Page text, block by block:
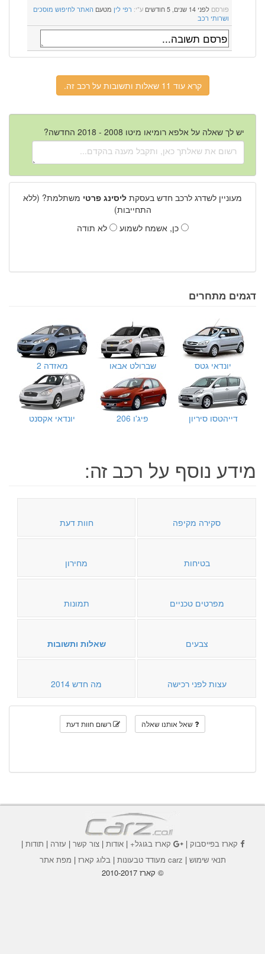
פורסם לפני 14 שנים, 5 חודשים ע"י: רפי לין מטעם האתר לחיפוש מוסכים
ושרותי רכב
קרא עוד 11 שאלות ותשובות על רכב זה.
יש לך שאלה על אלפא רומיאו מיטו 2008 - 2018 החדשה?
מעוניין לשדרג לרכב חדש בעסקת ליסינג פרטי משתלמת? (ללא
התחייבות)
כן, אשמח לשמוע
לא תודה
דגמים מתחרים
יונדאי גטס שברולט אבאו מאזדה 2
דייהטסו סיריון פיג'ו 206 יונדאי אקסנט
מידע נוסף על רכב זה:
סקירה מקיפה חוות דעת
בטיחות מחירון
מפרטים טכניים תמונות
צבעים שאלות ותשובות
עצות לפני רכישה מה חדש 2014
שאל אותנו שאלה רשום חוות דעת
קארז בפייסבוק| קארז בגוגל+|אודות |צור קשר | עזרה | תודות |
תנאי שימוש | carz מעודד טבעונות |בלוג קארז | מפת אתר
© קארז 2010-2017